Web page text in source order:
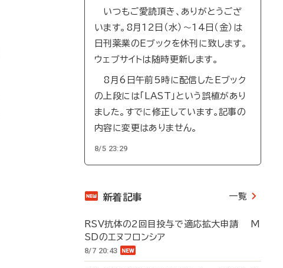
いつもご愛読頂き、ありがとうござ
います。8月12日（水）～14日（金）は
日刊薬業のEブックを休刊に致します。
ウェブサイトは随時更新します。
8月6日午前5時に配信したEブック
の上段には「LAST」という誤植があり
ました。すでに修正しています。記事の
内容に変更はありません。
8/5 23:29
新着記事 一覧
RSV抗体の2回目投与で適応拡大申請 M
SDのエヌフロンシア
8/7 20:43